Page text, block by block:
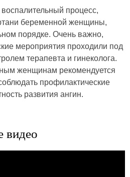
процесс,
беременной женщины,
порядке. Очень важно,
мероприятия проходили под
терапевта и гинеколога.
женщинам рекомендуется
профилактические
развития ангин.
видео